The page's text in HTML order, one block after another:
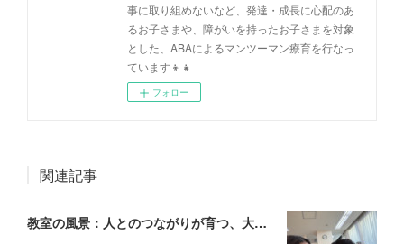
事に取り組めないなど、発達・成長に心配のあ
るお子さまや、障がいを持ったお子さまを対象
とした、ABAによるマンツーマン療育を行なっ
ています👦👧
フォロー
関連記事
教室の風景：人とのつながりが育つ、大切な一瞬🌼